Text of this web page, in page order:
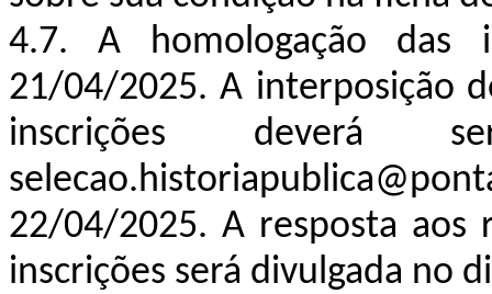
4.7. A homologação das
21/04/2025. A interposição
inscrições deverá
22/04/2025. A resposta aos
inscrições será divulgada no